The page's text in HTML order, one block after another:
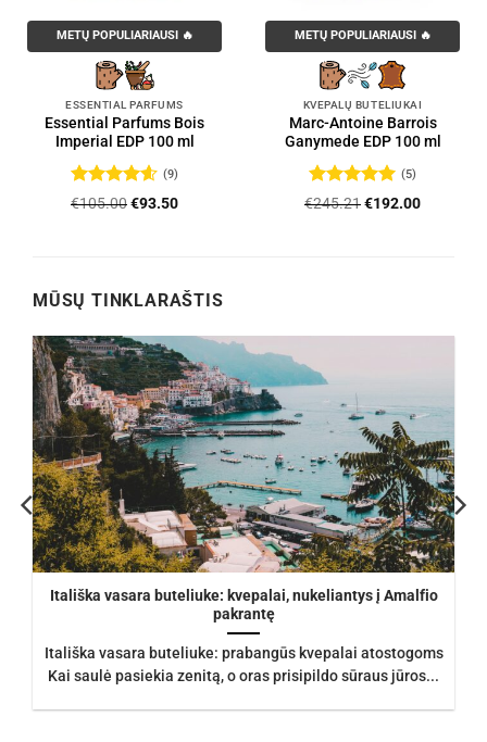
METŲ POPULIARIAUSI 🔥
ESSENTIAL PARFUMS
Essential Parfums Bois
Imperial EDP 100 ml
Įvertinimas:
(9)
€105.00Original
€93.50Current
METŲ POPULIARIAUSI 🔥
KVEPALŲ BUTELIUKAI
Marc-Antoine Barrois
Ganymede EDP 100 ml
Įvertinimas:
(5)
€245.21Original
€192.00Current
MŪSŲ TINKLARAŠTIS
Itališka vasara buteliuke: kvepalai, nukeliantys į Amalfio
pakrantę
Itališka vasara buteliuke: prabangūs kvepalai atostogoms
Kai saulė pasiekia zenitą, o oras prisipildo sūraus jūros...